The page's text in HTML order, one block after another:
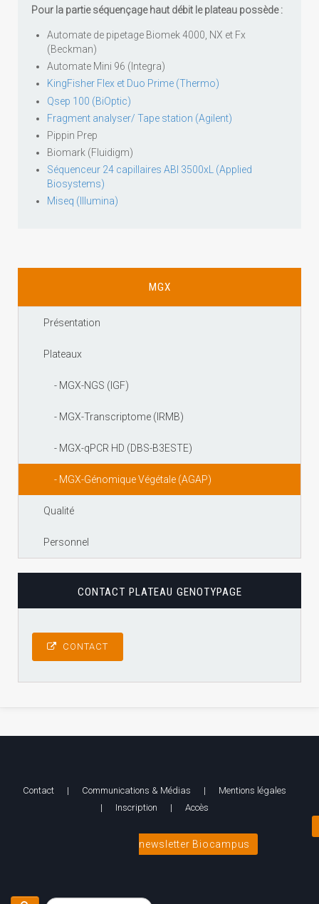
Pour la partie séquençage haut débit le plateau possède :
Automate de pipetage Biomek 4000, NX et Fx
(Beckman)
Automate Mini 96 (Integra)
KingFisher Flex et Duo Prime (Thermo)
Qsep 100 (BiOptic)
Fragment analyser/ Tape station (Agilent)
Pippin Prep
Biomark (Fluidigm)
Séquenceur 24 capillaires ABI 3500xL (Applied
Biosystems)
Miseq (Illumina)
MGX
Présentation
Plateaux
- MGX-NGS (IGF)
- MGX-Transcriptome (IRMB)
- MGX-qPCR HD (DBS-B3ESTE)
- MGX-Génomique Végétale (AGAP)
Qualité
Personnel
CONTACT PLATEAU GENOTYPAGE
CONTACT
Contact| Communications & Médias | Mentions légales
| Inscription | Accès
newsletter Biocampus